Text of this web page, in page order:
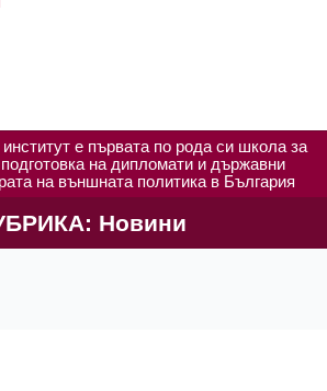
е първата по рода си школа за
на дипломати и държавни
на външната политика в България
Новини